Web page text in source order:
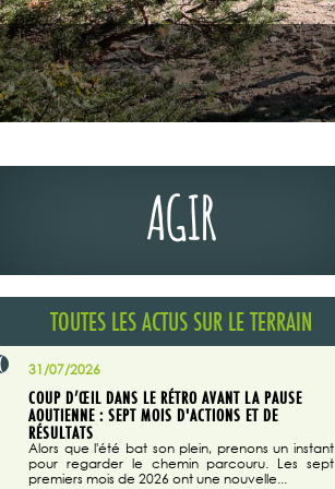
AGIR
TOUTES LES ACTUS SUR LE TERRAIN
du
31/07/2026
COUP D’ŒIL DANS LE RÉTRO AVANT LA PAUSE
AOUTIENNE : SEPT MOIS D'ACTIONS ET DE
RÉSULTATS
Alors que l'été bat son plein, prenons un instant
pour regarder le chemin parcouru. Les sept
premiers mois de 2026 ont une nouvelle...